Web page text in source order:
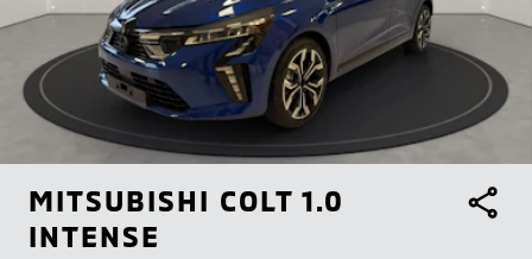
MITSUBISHI COLT 1.0
INTENSE